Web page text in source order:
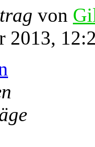
von
2013,